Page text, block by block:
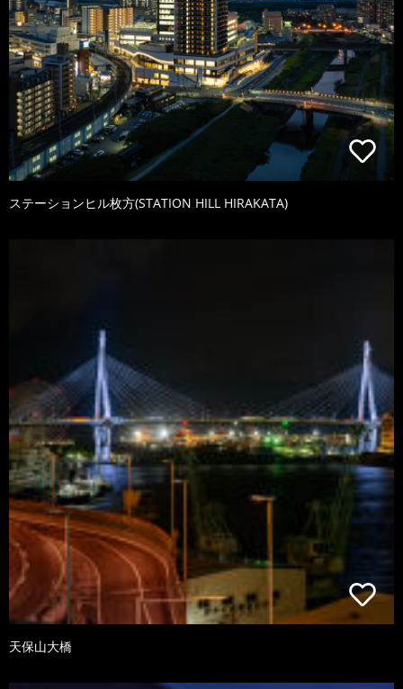
ステーションヒル枚方(STATION HILL HIRAKATA)
天保山大橋